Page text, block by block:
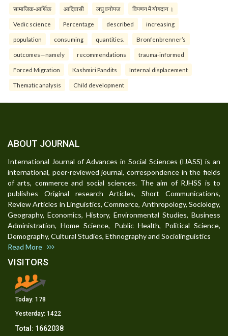
सामाजिक-आर्थिक आदिवासी लघु वनोपज विपणन में योगदान ।
Vedic science Percentage described increasing
population consuming quantities. Bronfenbrenner’s
outcomes—namely recommendations trauma-informed
Forced Migration Kashmiri Pandits Internal displacement
Thematic analysis Child development
ABOUT JOURNAL
International Journal of Advances in Social Sciences (IJASS) is an
international, peer-reviewed journal, correspondence in the fields
of arts, commerce and social sciences. The aim of RJHSS is to
publishes Original research Articles, Short Communications,
Review Articles in Linguistics, Commerce, Anthropology, Sociology,
Geography, Economics, History, Environmental Studies, Business
Administration, Home Science, Public Health, Political Science,
Demography, Cultural Studies, Ethnography and Sociolinguistics
Read More
VISITORS
Today: 178
Yesterday: 1422
Total: 1662038